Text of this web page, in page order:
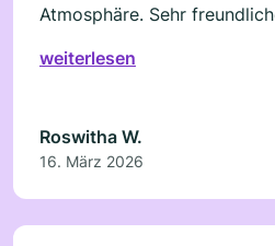
Atmosphäre. Sehr
Abwicklung- sehr zu empfehlen. Wir
weiterlesen
Roswitha W.
16. März 2026